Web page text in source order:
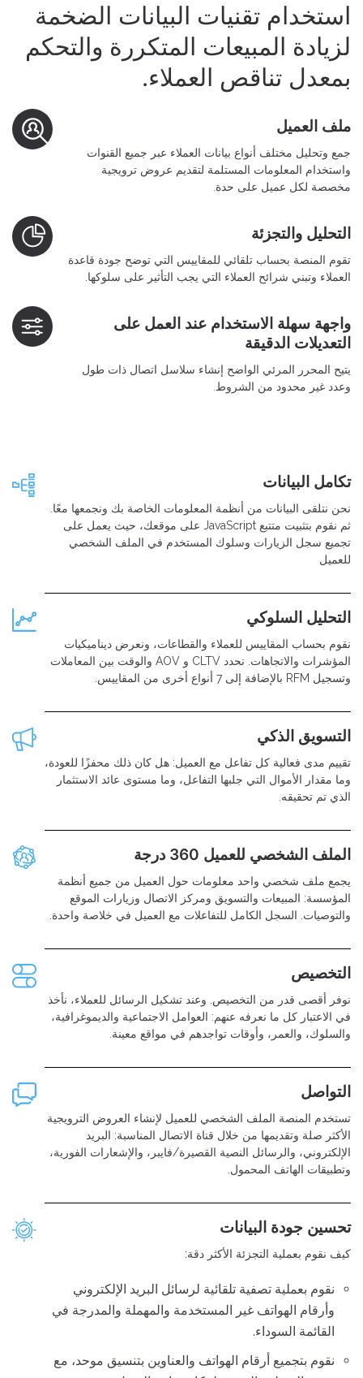
استخدام تقنيات البيانات الضخمة
لزيادة المبيعات المتكررة والتحكم
بمعدل تناقص العملاء.
ملف العميل
جمع وتحليل مختلف أنواع بيانات العملاء عبر جميع القنوات
واستخدام المعلومات المستلمة لتقديم عروض ترويجية
مخصصة لكل عميل على حدة.
التحليل والتجزئة
تقوم المنصة بحساب تلقائي للمقاييس التي توضح جودة قاعدة
العملاء وتبني شرائح العملاء التي يجب التأثير على سلوكها.
واجهة سهلة الاستخدام عند العمل على
التعديلات الدقيقة
يتيح المحرر المرئي الواضح إنشاء سلاسل اتصال ذات طول
وعدد غير محدود من الشروط.
تكامل البيانات
نحن نتلقى البيانات من أنظمة المعلومات الخاصة بك ونجمعها معًا.
ثم نقوم بتثبيت متتبع JavaScript على موقعك، حيث يعمل على
تجميع سجل الزيارات وسلوك المستخدم في الملف الشخصي
للعميل
التحليل السلوكي
نقوم بحساب المقاييس للعملاء والقطاعات، ونعرض ديناميكيات
المؤشرات والاتجاهات. نحدد CLTV و AOV والوقت بين المعاملات
وتسجيل RFM بالإضافة إلى 7 أنواع أخرى من المقاييس.
التسويق الذكي
تقييم مدى فعالية كل تفاعل مع العميل: هل كان ذلك محفزًا للعودة،
وما مقدار الأموال التي جلبها التفاعل، وما مستوى عائد الاستثمار
الذي تم تحقيقه.
الملف الشخصي للعميل 360 درجة
يجمع ملف شخصي واحد معلومات حول العميل من جميع أنظمة
المؤسسة: المبيعات والتسويق ومركز الاتصال وزيارات الموقع
والتوصيات. السجل الكامل للتفاعلات مع العميل في خلاصة واحدة.
التخصيص
نوفر أقصى قدر من التخصيص. وعند تشكيل الرسائل للعملاء، نأخذ
في الاعتبار كل ما نعرفه عنهم: العوامل الاجتماعية والديموغرافية،
والسلوك، والعمر، وأوقات تواجدهم في مواقع معينة.
التواصل
تستخدم المنصة الملف الشخصي للعميل لإنشاء العروض الترويجية
الأكثر صلة وتقديمها من خلال قناة الاتصال المناسبة: البريد
الإلكتروني، والرسائل النصية القصيرة/فايبر، والإشعارات الفورية،
وتطبيقات الهاتف المحمول.
تحسين جودة البيانات
كيف نقوم بعملية التجزئة الأكثر دقة:
نقوم بعملية تصفية تلقائية لرسائل البريد الإلكتروني
وأرقام الهواتف غير المستخدمة والمهملة والمدرجة في
القائمة السوداء.
نقوم بتجميع أرقام الهواتف والعناوين بتنسيق موحد، مع